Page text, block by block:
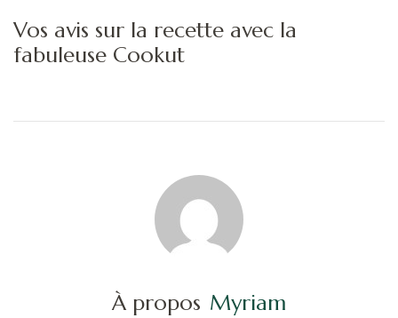
Vos avis sur la recette avec la
fabuleuse Cookut
À propos Myriam